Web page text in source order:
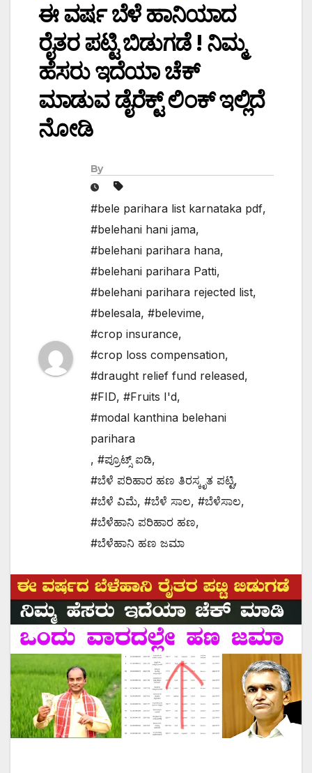
ಈ ವರ್ಷ ಬೆಳೆ ಹಾನಿಯಾದ
ರೈತರ ಪಟ್ಟಿ ಬಿಡುಗಡೆ ! ನಿಮ್ಮ
ಹೆಸರು ಇದೆಯಾ ಚೆಕ್
ಮಾಡುವ ಡೈರೆಕ್ಟ್ ಲಿಂಕ್ ಇಲ್ಲಿದೆ
ನೋಡಿ
By
#bele parihara list karnataka pdf,
#belehani hani jama,
#belehani parihara hana,
#belehani parihara Patti,
#belehani parihara rejected list,
#belesala, #belevime,
#crop insurance,
#crop loss compensation,
#draught relief fund released,
#FID, #Fruits I'd,
#modal kanthina belehani
parihara
, #ಪ್ರೂಟ್ಸ್ ಐಡಿ,
#ಬೆಳೆ ಪರಿಹಾರ ಹಣ ತಿರಸ್ಕೃತ ಪಟ್ಟಿ,
#ಬೆಳೆ ವಿಮೆ, #ಬೆಳೆ ಸಾಲ, #ಬೆಳೆಸಾಲ,
#ಬೆಳೆಹಾನಿ ಪರಿಹಾರ ಹಣ,
#ಬೆಳೆಹಾನಿ ಹಣ ಜಮಾ